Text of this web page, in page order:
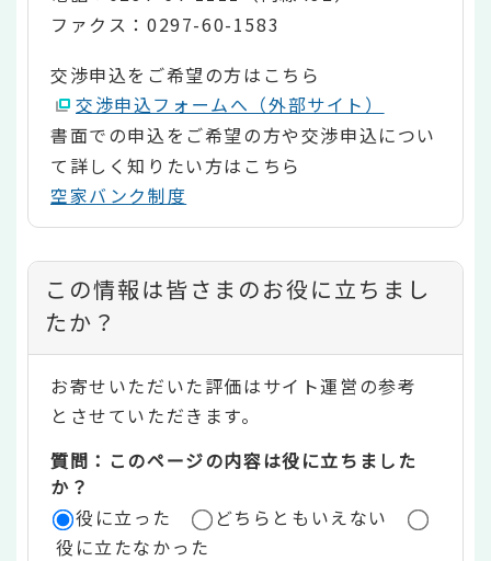
ファクス：0297-60-1583
交渉申込をご希望の方はこちら
交渉申込フォームへ（外部サイト）
書面での申込をご希望の方や交渉申込につい
て詳しく知りたい方はこちら
空家バンク制度
コ
ン
テ
ン
ツ
評
価
この情報は皆さまのお役に立ちまし
たか？
お寄せいただいた評価はサイト運営の参考
とさせていただきます。
質問：このページの内容は役に立ちました
か？
役に立った
どちらともいえない
役に立たなかった